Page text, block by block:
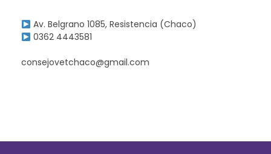
Av. Belgrano 1085, Resistencia (Chaco)
0362 4443581
consejovetchaco@gmail.com